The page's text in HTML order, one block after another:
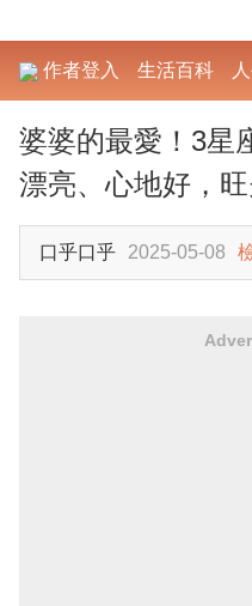
作者登入 生活百科
婆婆的最愛！3星
漂亮、心地好，
口乎口乎 2025-05-08